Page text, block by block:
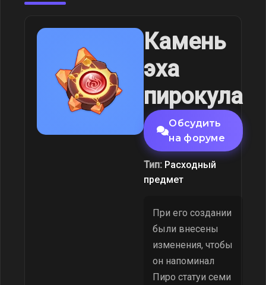
Камень
эха
пирокула
Обсудить
на форуме
Тип: Расходный
предмет
При его создании
были внесены
изменения, чтобы
он напоминал
Пиро статуи семи